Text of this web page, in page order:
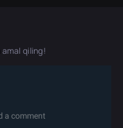
amal qiling!